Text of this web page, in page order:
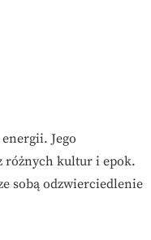
Jego
różnych kultur i epok.
sobą odzwierciedlenie